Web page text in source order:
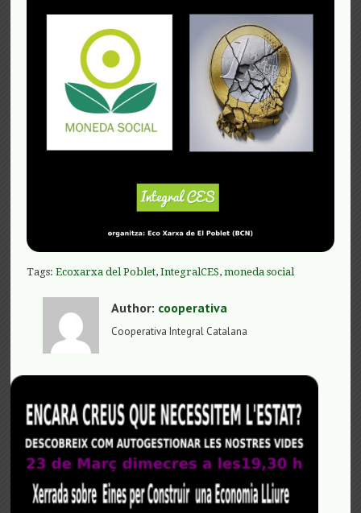
Tags:Ecoxarxa del Poblet,IntegralCES,moneda social
Author: cooperativa
Cooperativa Integral Catalana